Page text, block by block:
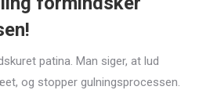
patina. Man siger, at lud
og stopper gulningsprocessen.